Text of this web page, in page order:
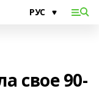
свое 90-